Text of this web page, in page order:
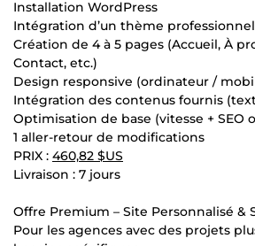
Installation WordPress
Intégration d’un thème professionnel
Création de 4 à 5 pages (Accueil, À
Contact, etc.)
Design responsive (ordinateur /
Intégration des contenus fournis
Optimisation de base (vitesse + SEO
1 aller-retour de modifications
PRIX : 460,82 $US
Livraison : 7 jours
Offre Premium – Site Personnalisé &
Pour les agences avec des projets